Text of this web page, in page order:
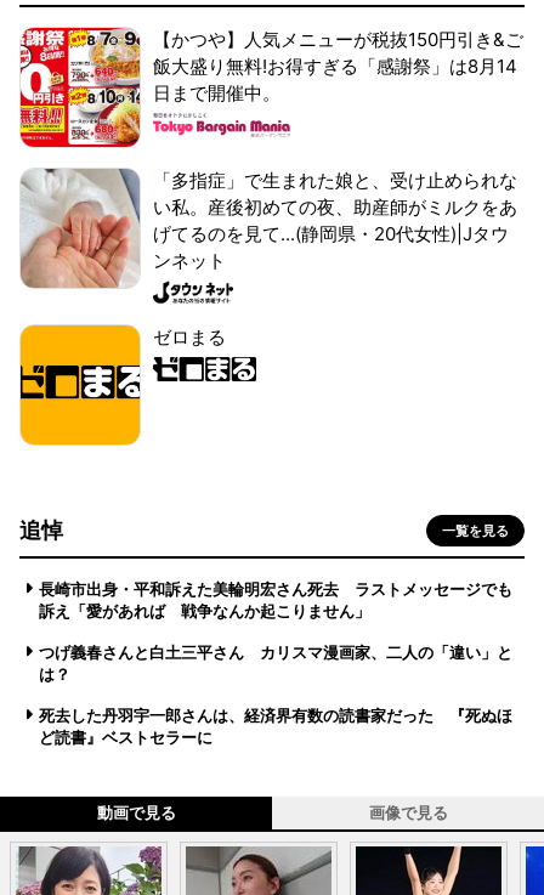
【かつや】人気メニューが税抜150円引き&ご
飯大盛り無料!お得すぎる「感謝祭」は8月14
日まで開催中。
「多指症」で生まれた娘と、受け止められな
い私。産後初めての夜、助産師がミルクをあ
げてるのを見て...(静岡県・20代女性)|Jタウ
ンネット
ゼロまる
追悼 一覧を見る
長崎市出身・平和訴えた美輪明宏さん死去 ラストメッセージでも
訴え「愛があれば 戦争なんか起こりません」
つげ義春さんと白土三平さん カリスマ漫画家、二人の「違い」と
は？
死去した丹羽宇一郎さんは、経済界有数の読書家だった 『死ぬほ
ど読書』ベストセラーに
動画で見る 画像で見る